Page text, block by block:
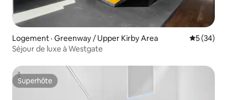
Logement · Greenway / Upper Kirby Area Note
5 (34)
Séjour de luxe à Westgate
Superhôte
Superhôte